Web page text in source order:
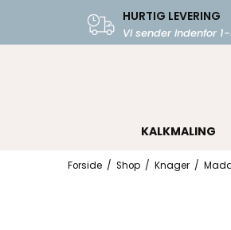
HURTIG LEVERING
Vi sender indenfor
KALKMALING
Forside / Shop / Knager /